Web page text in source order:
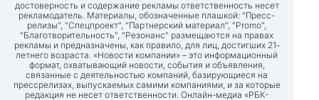
достоверность и содержание рекламы ответственность несет
рекламодатель. Материалы, обозначенные плашкой: "Пресс-
релизы", "Спецпроект", "Партнерский материал", "Promo",
"Благотворительность", "Резонанс" размещаются на правах
рекламы и предназначены, как правило, для лиц, достигших 21-
летнего возраста. «Новости компании» – это информационный
формат, охватывающий новости, события и объявления,
связанные с деятельностью компаний, базирующиеся на
прессрелизах, выпускаемых самими компаниями, и за которые
редакция не несет ответственности. Онлайн-медиа «РБК-